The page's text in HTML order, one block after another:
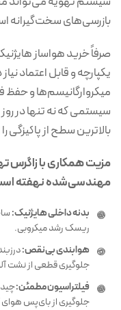
بازرسی‌های سخت‌گیرانه
صرفاً خرید هواساز
یکپارچه و قابل اعتماد
میکروارگانیسم‌ها و حفظ
سیستمی که نه تنها در
بالاترین سطح از پاکیزگی
مزیت همکاری با زاگرس
مهندسی‌شده نهفته
بدنه داخلی هایژنیک:
ریسک رشد میکروبی.
هوابندی بی‌نقص:
جلوگیری قطعی از نشت
فیلتراسیون مطمئن:
جلوگیری از بای‌پس هوای